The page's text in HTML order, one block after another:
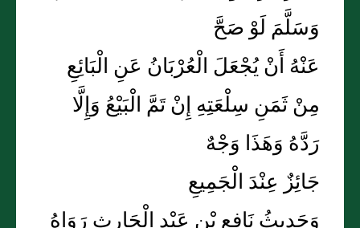
وَسَلَّمَ لَوْ صَحَّ
عَنْهُ أَنْ يُجْعَلَ الْعُرْبَانُ عَنِ الْبَائِعِ
مِنْ ثَمَنِ سِلْعَتِهِ إِنْ تَمَّ الْبَيْعُ وَإِلَّا
رَدَّهُ وَهَذَا وَجْهٌ
جَائِزٌ عِنْدَ الْجَمِيعِ